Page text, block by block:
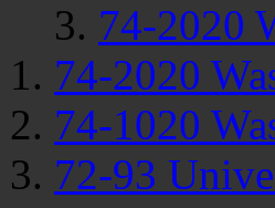
74-2020
74-2020
74-1020
72-93